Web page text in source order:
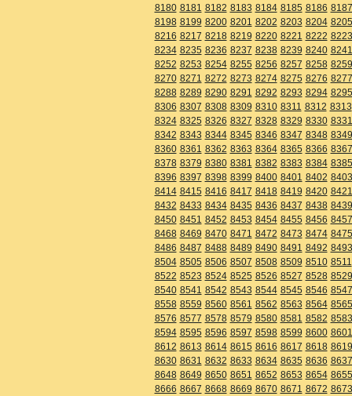
8180 8181 8182 8183 8184 8185 8186 8187
8198 8199 8200 8201 8202 8203 8204 8205
8216 8217 8218 8219 8220 8221 8222 8223
8234 8235 8236 8237 8238 8239 8240 8241
8252 8253 8254 8255 8256 8257 8258 8259
8270 8271 8272 8273 8274 8275 8276 8277
8288 8289 8290 8291 8292 8293 8294 8295
8306 8307 8308 8309 8310 8311 8312 8313
8324 8325 8326 8327 8328 8329 8330 8331
8342 8343 8344 8345 8346 8347 8348 8349
8360 8361 8362 8363 8364 8365 8366 8367
8378 8379 8380 8381 8382 8383 8384 8385
8396 8397 8398 8399 8400 8401 8402 8403
8414 8415 8416 8417 8418 8419 8420 8421
8432 8433 8434 8435 8436 8437 8438 8439
8450 8451 8452 8453 8454 8455 8456 8457
8468 8469 8470 8471 8472 8473 8474 8475
8486 8487 8488 8489 8490 8491 8492 8493
8504 8505 8506 8507 8508 8509 8510 8511
8522 8523 8524 8525 8526 8527 8528 8529
8540 8541 8542 8543 8544 8545 8546 8547
8558 8559 8560 8561 8562 8563 8564 8565
8576 8577 8578 8579 8580 8581 8582 8583
8594 8595 8596 8597 8598 8599 8600 8601
8612 8613 8614 8615 8616 8617 8618 8619
8630 8631 8632 8633 8634 8635 8636 8637
8648 8649 8650 8651 8652 8653 8654 8655
8666 8667 8668 8669 8670 8671 8672 8673